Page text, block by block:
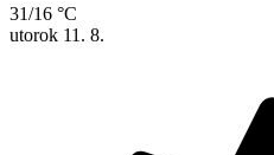
31/16 °C
utorok 11. 8.